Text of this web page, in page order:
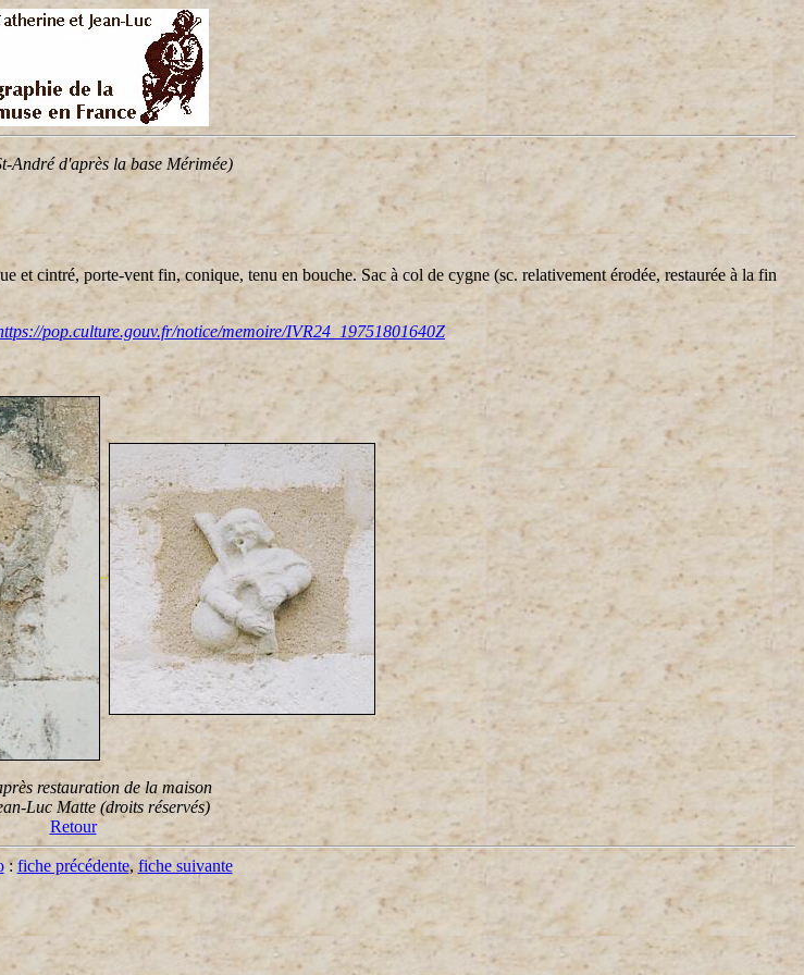
André d'après la base Mérimée)
cintré, porte-vent fin, conique, tenu en bouche. Sac à col de cygne (sc. relativement érodée, restaurée à la fin
pop.culture.gouv.fr/notice/memoire/IVR24_19751801640Z
..
restauration de la maison
Luc Matte (droits réservés)
Retour
:fiche précédente, fiche suivante